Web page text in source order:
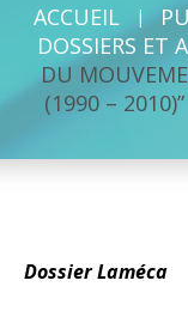
ACCUEIL
DOSSIERS ET
DU
(1990 –
Dossier Laméca